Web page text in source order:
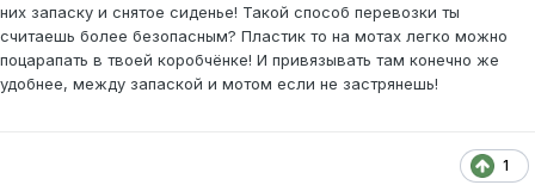
них запаску и снятое сиденье! Такой способ перевозки ты
считаешь более безопасным? Пластик то на мотах легко можно
поцарапать в твоей коробчёнке! И привязывать там конечно же
удобнее, между запаской и мотом если не застрянешь!
1